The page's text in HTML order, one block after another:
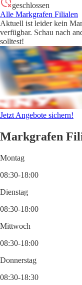
geschlossen
Alle Markgrafen Filialen
Aktuell ist leider kein
verfügbar. Schau nach
solltest!
Jetzt Angebote sichern!
Markgrafen
Montag
08:30-18:00
Dienstag
08:30-18:00
Mittwoch
08:30-18:00
Donnerstag
08:30-18:30